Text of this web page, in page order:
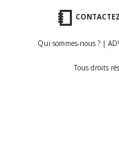
Qui sommes-nous ? |
Tous droits